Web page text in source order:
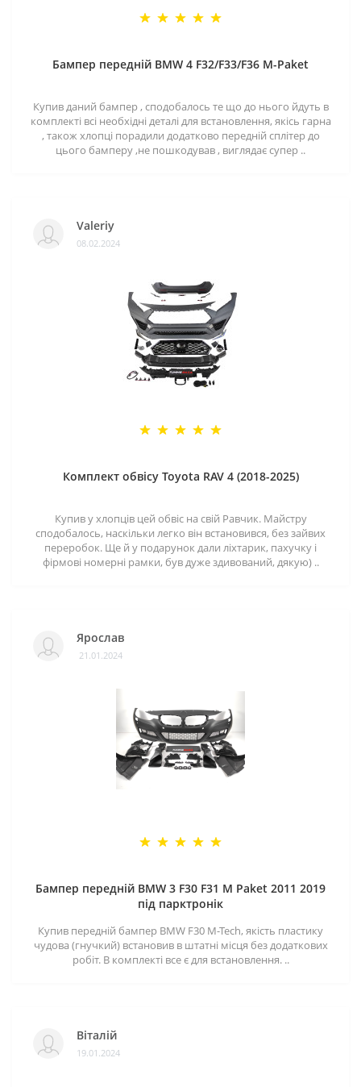
Бампер передній BMW 4 F32/F33/F36 M-Paket
Купив даний бампер , сподобалось те що до нього йдуть в
комплекті всі необхідні деталі для встановлення, якісь гарна
, також хлопці порадили додатково передній сплітер до
цього бамперу ,не пошкодував , виглядає супер ..
Valeriy
08.02.2024
Комплект обвісу Toyota RAV 4 (2018-2025)
Купив у хлопців цей обвіс на свій Равчик. Майстру
сподобалось, наскільки легко він встановився, без зайвих
переробок. Ще й у подарунок дали ліхтарик, пахучку і
фірмові номерні рамки, був дуже здивований, дякую) ..
Ярослав
21.01.2024
Бампер передній BMW 3 F30 F31 M Paket 2011 2019
під парктронік
Купив передній бампер BMW F30 M-Tech, якість пластику
чудова (гнучкий) встановив в штатні місця без додаткових
робіт. В комплекті все є для встановлення. ..
Віталій
19.01.2024